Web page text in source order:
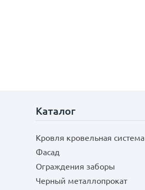
Каталог
Кровля кровельная система
Фасад
Ограждения заборы
Черный металлопрокат